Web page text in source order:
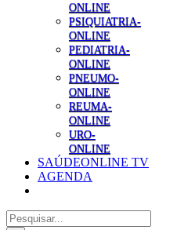
ONLINE
PSIQUIATRIA-
ONLINE
PEDIATRIA-
ONLINE
PNEUMO-
ONLINE
REUMA-
ONLINE
URO-
ONLINE
SAÚDEONLINE TV
AGENDA
Pesquisar